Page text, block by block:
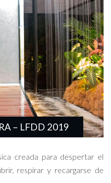
– LFDD 2019
creada para despertar el
respirar y recargarse de